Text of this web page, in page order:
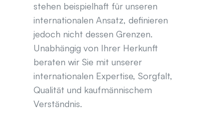
stehen beispielhaft für unseren
internationalen Ansatz, definieren
jedoch nicht dessen Grenzen.
Unabhängig von Ihrer Herkunft
beraten wir Sie mit unserer
internationalen Expertise, Sorgfalt,
Qualität und kaufmännischem
Verständnis.